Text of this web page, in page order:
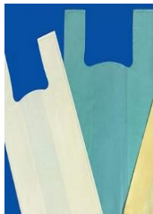
saber mais
oferecidos pela
aqui..